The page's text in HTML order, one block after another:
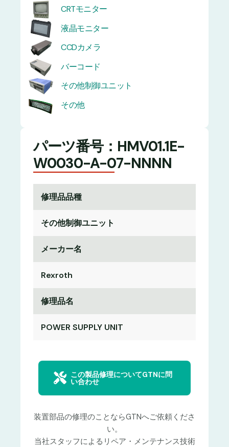
CRTモニター
液晶モニター
CCDカメラ
バーコード
その他制御ユニット
その他
パーツ番号：HMV01.1E-
W0030-A-07-NNNN
修理品品種
その他制御ユニット
メーカー名
Rexroth
修理品名
POWER SUPPLY UNIT
この製品修理についてGTNに問
い合わせ
装置部品の修理のことならGTNへご依頼くださ
い。
当社スタッフによるリペア・メンテナンス技術